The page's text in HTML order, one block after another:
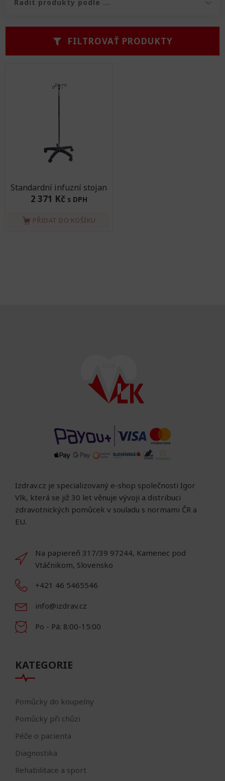
FILTROVAŤ PRODUKTY
Standardní infuzní stojan
2 371 Kč s DPH
PŘIDAT DO KOŠÍKU
Izdrav.cz je specializovaný e-shop společnosti Igor
Vlk, která se již 30 let věnuje vývoji a distribuci
zdravotnických pomůcek v souladu s normami ČR a
EU.
Na papiereň 317/39 97244, Kamenec pod
Vtáčnikom, Slovensko
+421 46 5465546
info@izdrav.cz
Po - Pá: 8:00-15:00
KATEGORIE
Pomůcky do koupelny
Pomůcky při chůzi
Péče o pacienta
Diagnostika
Rehabilitace a sport